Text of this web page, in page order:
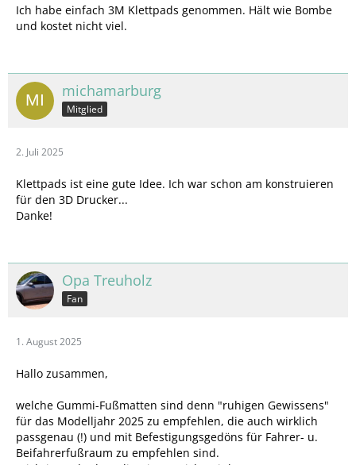
Ich habe einfach 3M Klettpads genommen. Hält wie Bombe
und kostet nicht viel.
michamarburg
Mitglied
2. Juli 2025
Klettpads ist eine gute Idee. Ich war schon am konstruieren
für den 3D Drucker...
Danke!
Opa Treuholz
Fan
1. August 2025
Hallo zusammen,
welche Gummi-Fußmatten sind denn "ruhigen Gewissens"
für das Modelljahr 2025 zu empfehlen, die auch wirklich
passgenau (!) und mit Befestigungsgedöns für Fahrer- u.
Beifahrerfußraum zu empfehlen sind.